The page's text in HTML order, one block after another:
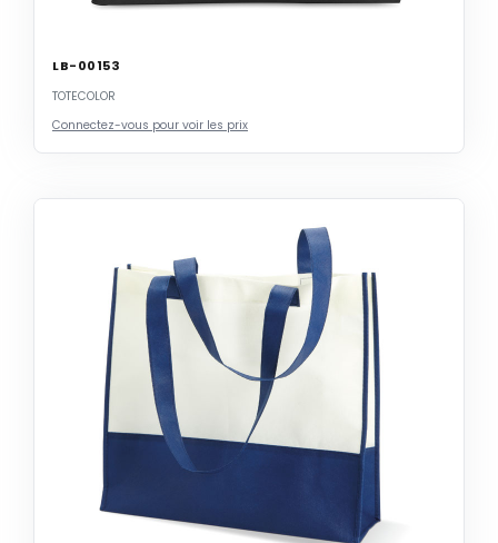
LB-00153
TOTECOLOR
Connectez-vous pour voir les prix